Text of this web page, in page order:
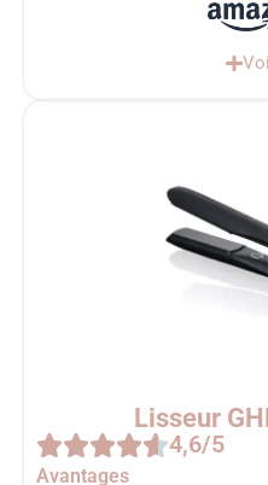
Lisseur
4,6/5
Avantages